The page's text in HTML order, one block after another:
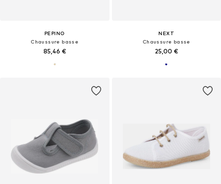
PEPINO
Chaussure basse
85,46 €
NEXT
Chaussure basse
25,00 €